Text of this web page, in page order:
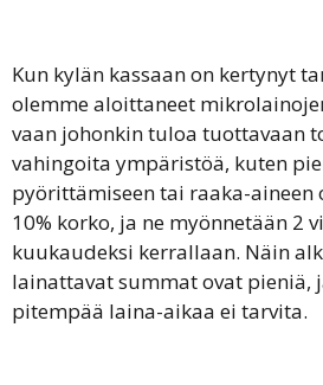
Kun kylän kassaan on kertynyt
olemme aloittaneet
vaan johonkin tuloa tuottavaan
vahingoita ympäristöä, kuten
pyörittämiseen tai raaka-aineen
10% korko, ja ne myönnetään 2
kuukaudeksi kerrallaan. Näin
lainattavat summat ovat pieniä,
pitempää laina-aikaa ei tarvita.